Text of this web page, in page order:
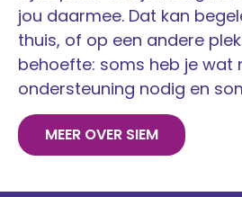
jou daarmee. Dat kan
thuis, of op een andere
behoefte: soms heb je wat
ondersteuning nodig en
MEER OVER SIEM